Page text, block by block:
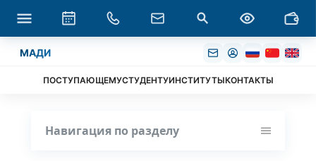
МАДИ
ПОСТУПАЮЩЕМУСТУДЕНТУИНСТИТУТЫКОНТАКТЫ
Навигация по разделу